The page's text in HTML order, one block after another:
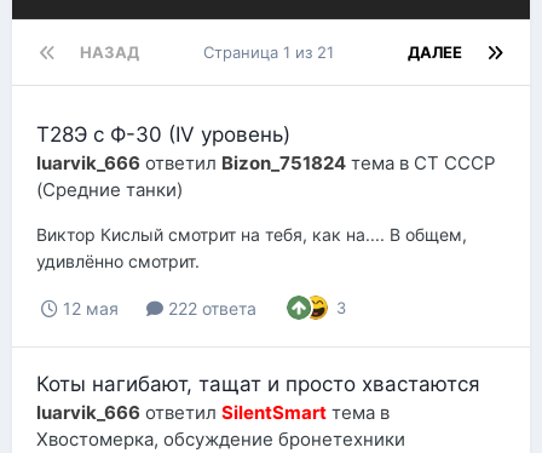
НАЗАД ДАЛЕЕ
Страница 1 из 21
Т28Э с Ф-30 (IV уровень)
luarvik_666 ответил Bizon_751824 тема в СТ СССР
(Средние танки)
Виктор Кислый смотрит на тебя, как на.... В общем,
удивлённо смотрит.
12 мая 222 ответа 3
Коты нагибают, тащат и просто хвастаются
luarvik_666 ответил SilentSmart тема в
Хвостомерка, обсуждение бронетехники